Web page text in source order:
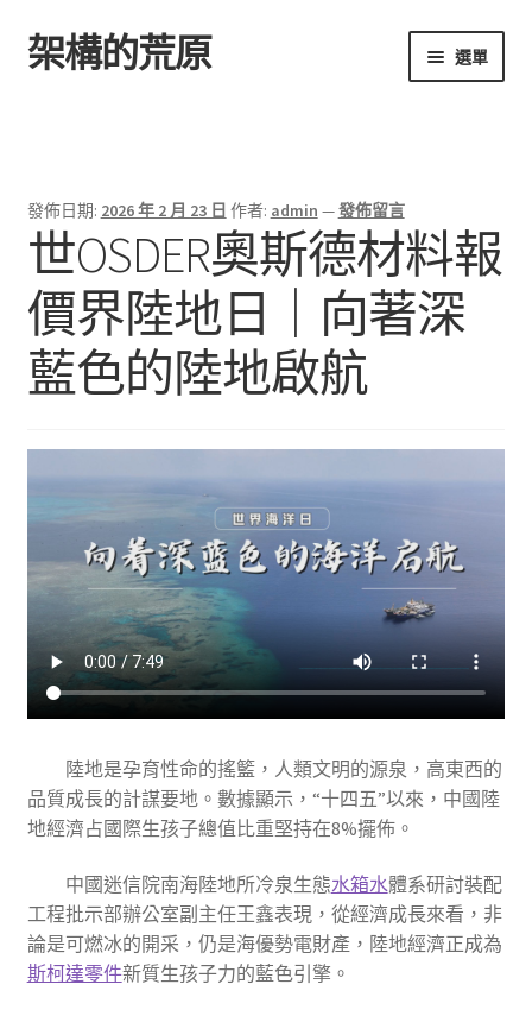
跳
至
跳
至
架構的荒原 選單
發佈日期: 2026 年 2 月 23 日 作者: admin —發佈留言
世OSDER奧斯德材料報
價界陸地日｜向著深
藍色的陸地啟航
陸地是孕育性命的搖籃，人類文明的源泉，高東西的
品質成長的計謀要地。數據顯示，“十四五”以來，中國陸
地經濟占國際生孩子總值比重堅持在8%擺佈。
中國迷信院南海陸地所冷泉生態水箱水體系研討裝配
工程批示部辦公室副主任王鑫表現，從經濟成長來看，非
論是可燃冰的開采，仍是海優勢電財產，陸地經濟正成為
斯柯達零件新質生孩子力的藍色引擎。